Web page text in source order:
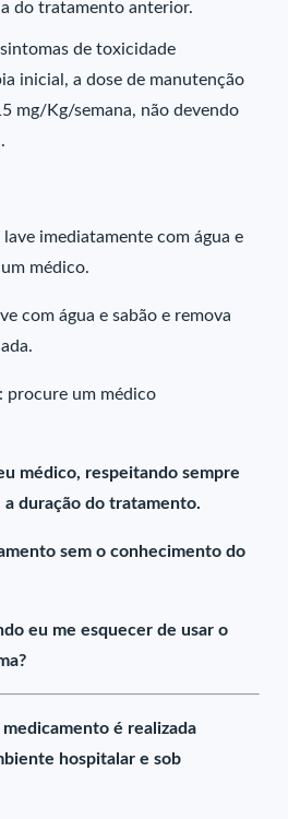
do tratamento anterior.
de toxicidade
inicial, a dose de manutenção
mg/Kg/semana, não devendo
imediatamente com água e
médico.
com água e sabão e remova
procure um médico
médico, respeitando sempre
a duração do tratamento.
sem o conhecimento do
eu me esquecer de usar o
é realizada
hospitalar e sob